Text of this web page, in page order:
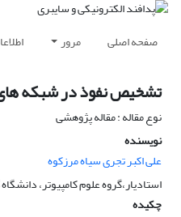
صفحه اصلی مرور
تشخیص نفوذ در شبکه های
نوع مقاله : مقاله پژوهشی
نویسنده
علی اکبر تجری سیاه مرزکوه
استادیار،گروه علوم کامپیوتر،
چکیده